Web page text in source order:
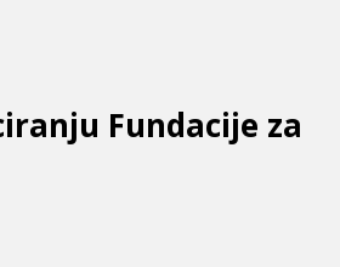
Fundacije za